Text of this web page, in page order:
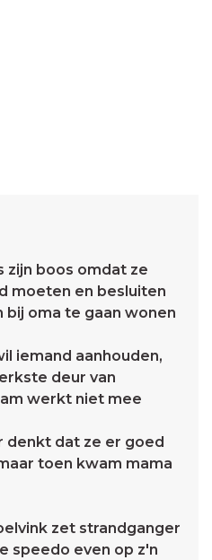
zijn boos omdat ze
moeten en besluiten
bij oma te gaan wonen
iemand aanhouden,
deur van
werkt niet mee
denkt dat ze er goed
toen kwam mama
zet strandganger
speedo even op z'n